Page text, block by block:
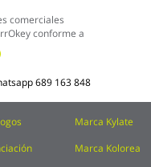
comerciales
conforme a
689 163 848
Marca Kylate
Marca Kolorea